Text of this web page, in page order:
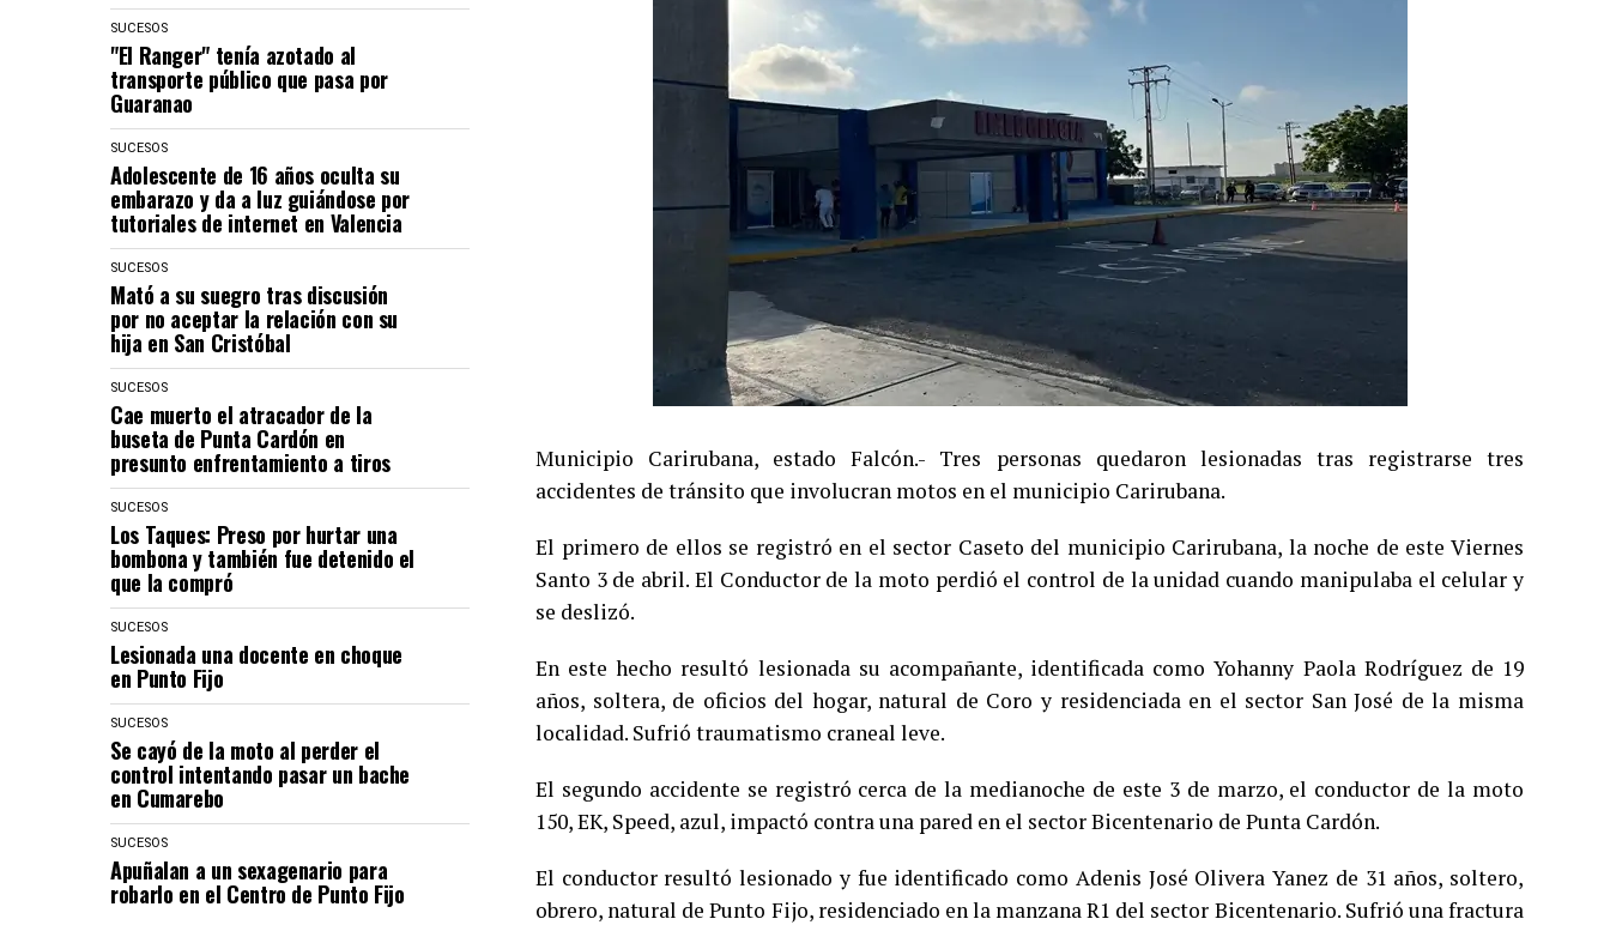
SUCESOS
"El Ranger" tenía azotado al
transporte público que pasa por
Guaranao
SUCESOS
Adolescente de 16 años oculta su
embarazo y da a luz guiándose por
tutoriales de internet en Valencia
SUCESOS
Mató a su suegro tras discusión
por no aceptar la relación con su
hija en San Cristóbal
SUCESOS
Cae muerto el atracador de la
buseta de Punta Cardón en
presunto enfrentamiento a tiros
SUCESOS
Los Taques: Preso por hurtar una
bombona y también fue detenido el
que la compró
SUCESOS
Lesionada una docente en choque
en Punto Fijo
SUCESOS
Se cayó de la moto al perder el
control intentando pasar un bache
en Cumarebo
SUCESOS
Apuñalan a un sexagenario para
robarlo en el Centro de Punto Fijo
Municipio Carirubana, estado Falcón.- Tres personas quedaron lesionadas tras registrarse tres
accidentes de tránsito que involucran motos en el municipio Carirubana.
El primero de ellos se registró en el sector Caseto del municipio Carirubana, la noche de este Viernes
Santo 3 de abril. El Conductor de la moto perdió el control de la unidad cuando manipulaba el celular y
se deslizó.
En este hecho resultó lesionada su acompañante, identificada como Yohanny Paola Rodríguez de 19
años, soltera, de oficios del hogar, natural de Coro y residenciada en el sector San José de la misma
localidad. Sufrió traumatismo craneal leve.
El segundo accidente se registró cerca de la medianoche de este 3 de marzo, el conductor de la moto
150, EK, Speed, azul, impactó contra una pared en el sector Bicentenario de Punta Cardón.
El conductor resultó lesionado y fue identificado como Adenis José Olivera Yanez de 31 años, soltero,
obrero, natural de Punto Fijo, residenciado en la manzana R1 del sector Bicentenario. Sufrió una fractura